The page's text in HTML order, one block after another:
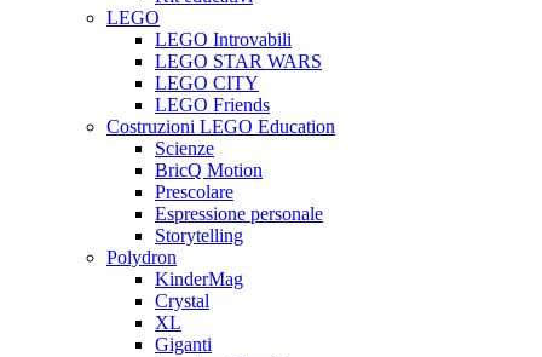
LEGO
LEGO Introvabili
LEGO STAR WARS
LEGO CITY
LEGO Friends
Costruzioni LEGO Education
Scienze
BricQ Motion
Prescolare
Espressione personale
Storytelling
Polydron
KinderMag
Crystal
XL
Giganti